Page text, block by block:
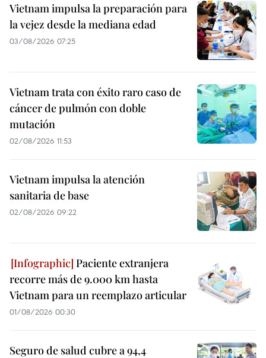
Vietnam impulsa la preparación para
la vejez desde la mediana edad
03/08/2026 07:25
Vietnam trata con éxito raro caso de
cáncer de pulmón con doble
mutación
02/08/2026 11:53
Vietnam impulsa la atención
sanitaria de base
02/08/2026 09:22
Paciente extranjera
recorre más de 9.000 km hasta
Vietnam para un reemplazo articular
01/08/2026 00:30
Seguro de salud cubre a 94,4